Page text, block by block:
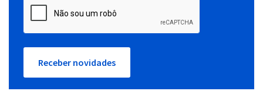
Receber novidades